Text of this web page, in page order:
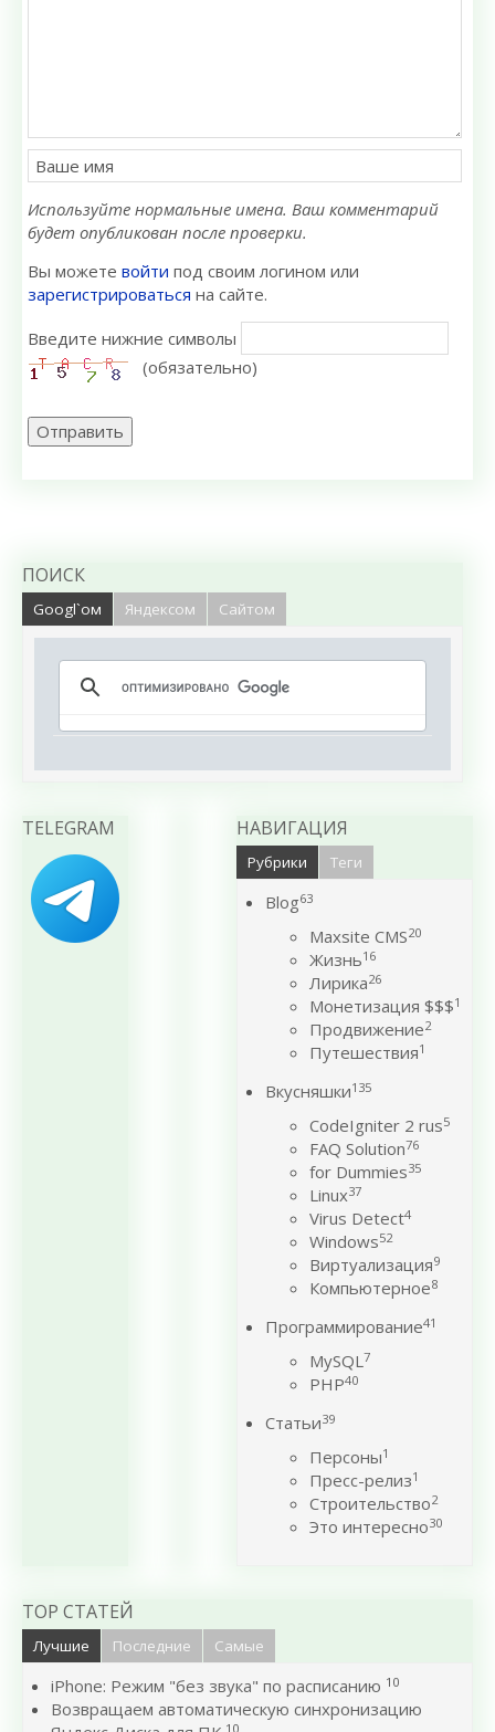
Используйте нормальные имена. Ваш комментарий
будет опубликован после проверки.
Вы можете войти под своим логином или
зарегистрироваться на сайте.
Введите нижние символы
(обязательно)
Отправить
ПОИСК
Googl`ом Яндексом Сайтом
TELEGRAM НАВИГАЦИЯ
Рубрики Теги
Blog63
Maxsite CMS20
Жизнь16
Лирика26
Монетизация $$$1
Продвижение2
Путешествия1
Вкусняшки135
CodeIgniter 2 rus5
FAQ Solution76
for Dummies35
Linux37
Virus Detect4
Windows52
Виртуализация9
Компьютерное8
Программирование41
MySQL7
PHP40
Статьи39
Персоны1
Пресс-релиз1
Строительство2
Это интересно30
TOP СТАТЕЙ
Лучшие Последние Самые
iPhone: Режим "без звука" по расписанию 10
Возвращаем автоматическую синхронизацию
10